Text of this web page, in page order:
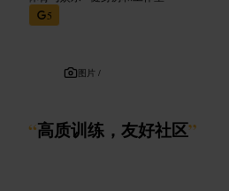
5
图片 /
“高质训练，友好社区”